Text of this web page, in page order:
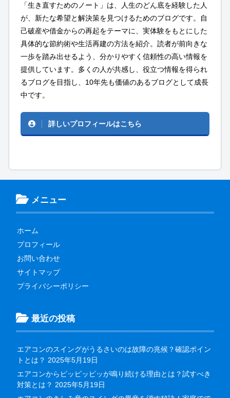
「生き直すためのノート」は、人生のどん底を経験した人
が、新たな希望と解決策を見つけるためのブログです。自
己破産や借金からの再起をテーマに、実体験をもとにした
具体的な節約術や生活再建の方法を紹介。読者が前向きな
一歩を踏み出せるよう、分かりやすく信頼性の高い情報を
提供しています。多くの人が共感し、役立つ情報を得られ
るブログを目指し、10年先も価値のあるブログとして成長
中です。
詳しいプロフィールはこちら
メニュー
ホーム
プロフィール
お問い合わせ
サイトマップ
プライバシーポリシー
最近の投稿
エアコンのスイングがうるさいのは故障の兆候？確認ポイン
トとは？ 2025年5月19日
エアコンからピッピッピッが鳴り続ける理由とは？試すべき
対策とは？ 2025年5月19日